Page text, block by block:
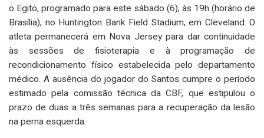
o Egito, programado para este sábado (6), às 19h (horário de
Brasília), no Huntington Bank Field Stadium, em Cleveland. O
atleta permanecerá em Nova Jersey para dar continuidade
às sessões de fisioterapia e à programação de
recondicionamento físico estabelecida pelo departamento
médico. A ausência do jogador do Santos cumpre o período
estimado pela comissão técnica da CBF, que estipulou o
prazo de duas a três semanas para a recuperação da lesão
na perna esquerda.